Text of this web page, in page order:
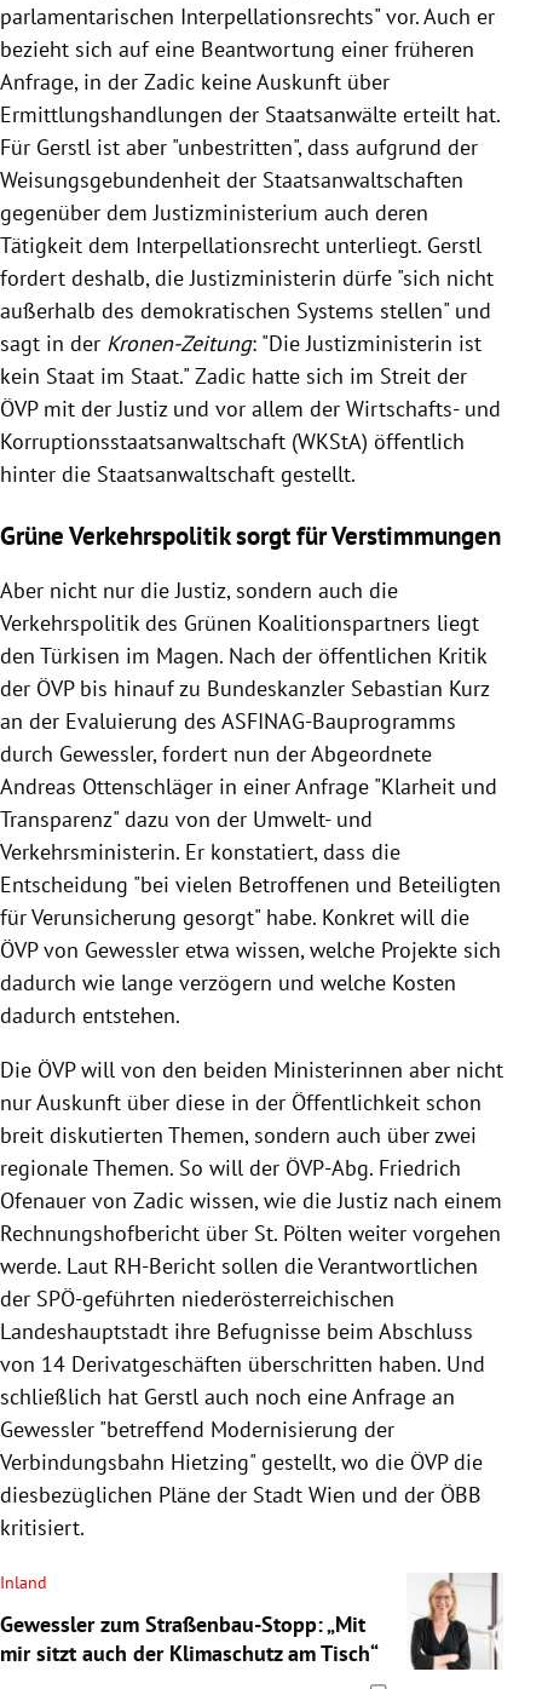
parlamentarischen Interpellationsrechts" vor. Auch er
bezieht sich auf eine Beantwortung einer früheren
Anfrage, in der Zadic keine Auskunft über
Ermittlungshandlungen der Staatsanwälte erteilt hat.
Für Gerstl ist aber "unbestritten", dass aufgrund der
Weisungsgebundenheit der Staatsanwaltschaften
gegenüber dem Justizministerium auch deren
Tätigkeit dem Interpellationsrecht unterliegt. Gerstl
fordert deshalb, die Justizministerin dürfe "sich nicht
außerhalb des demokratischen Systems stellen" und
sagt in der Kronen-Zeitung: "Die Justizministerin ist
kein Staat im Staat." Zadic hatte sich im Streit der
ÖVP mit der Justiz und vor allem der Wirtschafts- und
Korruptionsstaatsanwaltschaft (WKStA) öffentlich
hinter die Staatsanwaltschaft gestellt.
Grüne Verkehrspolitik sorgt für Verstimmungen
Aber nicht nur die Justiz, sondern auch die
Verkehrspolitik des Grünen Koalitionspartners liegt
den Türkisen im Magen. Nach der öffentlichen Kritik
der ÖVP bis hinauf zu Bundeskanzler Sebastian Kurz
an der Evaluierung des ASFINAG-Bauprogramms
durch Gewessler, fordert nun der Abgeordnete
Andreas Ottenschläger in einer Anfrage "Klarheit und
Transparenz" dazu von der Umwelt- und
Verkehrsministerin. Er konstatiert, dass die
Entscheidung "bei vielen Betroffenen und Beteiligten
für Verunsicherung gesorgt" habe. Konkret will die
ÖVP von Gewessler etwa wissen, welche Projekte sich
dadurch wie lange verzögern und welche Kosten
dadurch entstehen.
Die ÖVP will von den beiden Ministerinnen aber nicht
nur Auskunft über diese in der Öffentlichkeit schon
breit diskutierten Themen, sondern auch über zwei
regionale Themen. So will der ÖVP-Abg. Friedrich
Ofenauer von Zadic wissen, wie die Justiz nach einem
Rechnungshofbericht über St. Pölten weiter vorgehen
werde. Laut RH-Bericht sollen die Verantwortlichen
der SPÖ-geführten niederösterreichischen
Landeshauptstadt ihre Befugnisse beim Abschluss
von 14 Derivatgeschäften überschritten haben. Und
schließlich hat Gerstl auch noch eine Anfrage an
Gewessler "betreffend Modernisierung der
Verbindungsbahn Hietzing" gestellt, wo die ÖVP die
diesbezüglichen Pläne der Stadt Wien und der ÖBB
kritisiert.
Inland
Gewessler zum Straßenbau-Stopp: „Mit
mir sitzt auch der Klimaschutz am Tisch“